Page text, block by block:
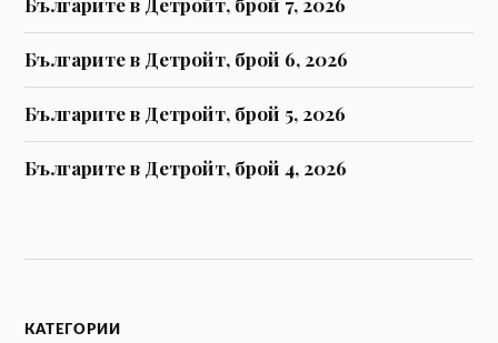
Българите в Детройт, брой 6, 2026
Българите в Детройт, брой 5, 2026
Българите в Детройт, брой 4, 2026
КАТЕГОРИИ